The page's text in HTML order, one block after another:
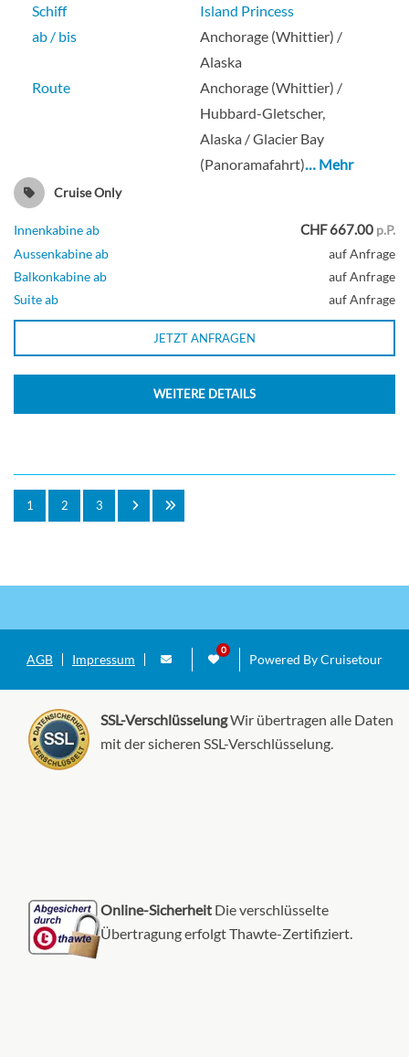
Schiff
Island Princess
ab / bis
Anchorage (Whittier) /
Alaska
Route
Anchorage (Whittier) /
Hubbard-Gletscher,
Alaska / Glacier Bay
(Panoramafahrt)… Mehr
Cruise Only
Innenkabine ab CHF 667.00 p.P.
Aussenkabine ab
auf Anfrage
Balkonkabine ab
auf Anfrage
Suite ab
auf Anfrage
JETZT ANFRAGEN
WEITERE DETAILS
1 2 3
AGB Impressum Powered By Cruisetour
SSL-VerschlüsselungWir übertragen alle Daten
mit der sicheren SSL-Verschlüsselung.
Online-Sicherheit Die verschlüsselte
Übertragung erfolgt Thawte-Zertifiziert.